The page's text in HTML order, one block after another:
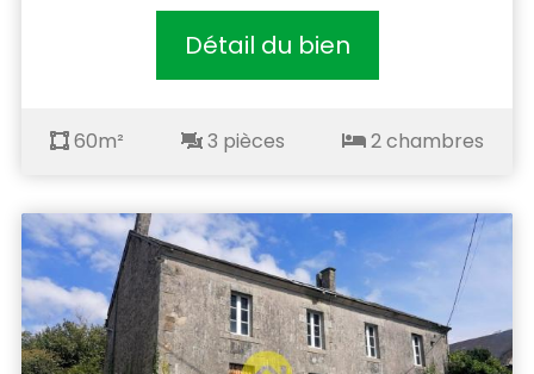
Détail du bien
60m² 3 pièces 2 chambres